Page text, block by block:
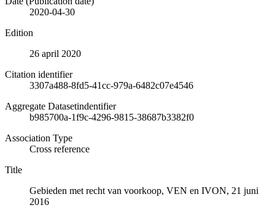
2020-04-30
Edition
26 april 2020
Citation identifier
3307a488-8fd5-41cc-979a-6482c07e4546
Aggregate Datasetindentifier
b985700a-1f9c-4296-9815-38687b3382f0
Association Type
Cross reference
Title
Gebieden met recht van voorkoop, VEN en IVON, 21 juni
2016